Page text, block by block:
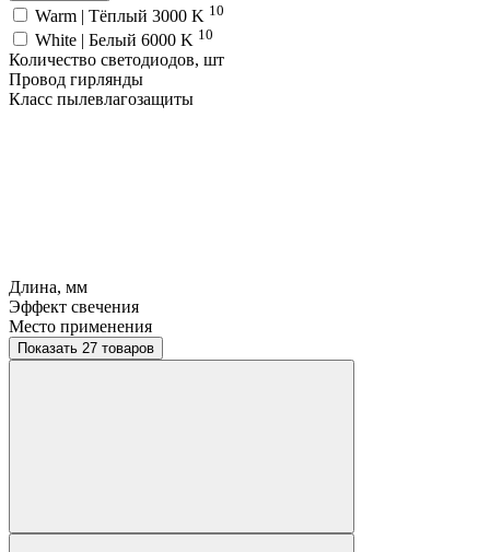
Warm | Тёплый 3000 K 10
White | Белый 6000 K 10
Количество светодиодов, шт
Провод гирлянды
Класс пылевлагозащиты
Длина, мм
Эффект свечения
Место применения
Показать 27 товаров